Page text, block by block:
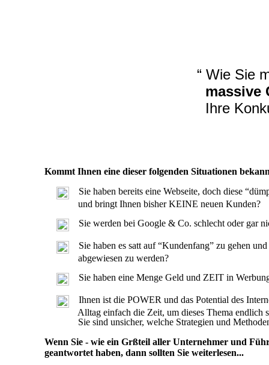
“ Wie Sie
massive
Ihre
Kommt Ihnen eine dieser folgenden Situationen
Sie haben bereits eine Webseite, doch diese
und bringt Ihnen bisher KEINE neuen Kunden?
Sie werden bei Google & Co. schlecht oder gar
Sie haben es satt auf “Kundenfang” zu
abgewiesen zu werden?
Sie haben eine Menge Geld und ZEIT in
Ihnen ist die POWER und das Potential des
Alltag einfach die Zeit, um dieses Thema endlich
Sie sind unsicher, welche Strategien und Methoden
Wenn Sie - wie ein Grßteil aller Unternehmer und
geantwortet haben, dann sollten Sie weiterlesen...